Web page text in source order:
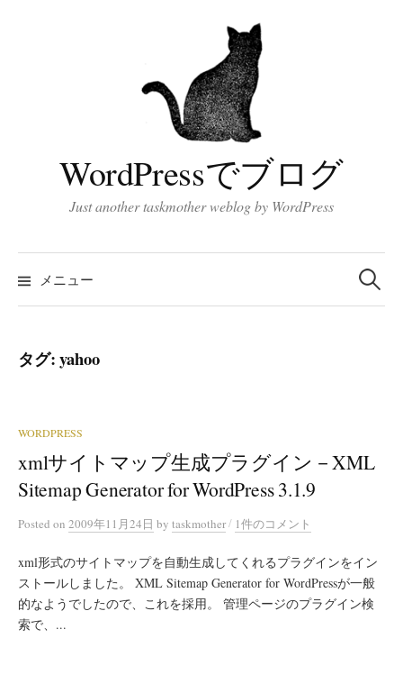
WordPressでブログ
Just another taskmother weblog by WordPress
メニュー
検
索:
タグ:yahoo
WORDPRESS
xmlサイトマップ生成プラグイン－XML
Sitemap Generator for WordPress 3.1.9
Posted on 2009年11月24日 by taskmother/ 1件のコメント
xml形式のサイトマップを自動生成してくれるプラグインをイン
ストールしました。 XML Sitemap Generator for WordPressが一般
的なようでしたので、これを採用。 管理ページのプラグイン検
索で、...